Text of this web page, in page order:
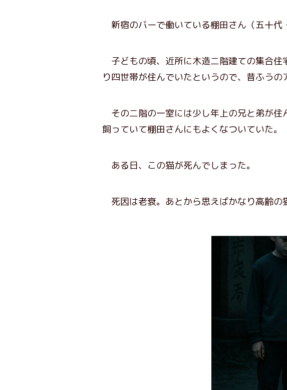
新宿のバーで働いている棚田さん（五十代
子どもの頃、近所に木造二階建ての集合
り四世帯が住んでいたというので、昔ふうの
その二階の一室には少し年上の兄と弟が
飼っていて棚田さんにもよくなついていた。
ある日、この猫が死んでしまった。
死因は老衰。あとから思えばかなり高齢の